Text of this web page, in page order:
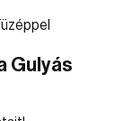
Gulyás